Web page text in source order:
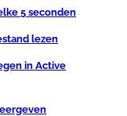
5 seconden
lezen
in Active